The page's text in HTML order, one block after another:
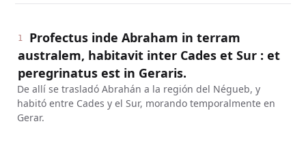
1
Profectus inde Abraham in terram
australem, habitavit inter Cades et Sur : et
peregrinatus est in Geraris.
De allí se trasladó Abrahán a la región del Négueb, y
habitó entre Cades y el Sur, morando temporalmente en
Gerar.